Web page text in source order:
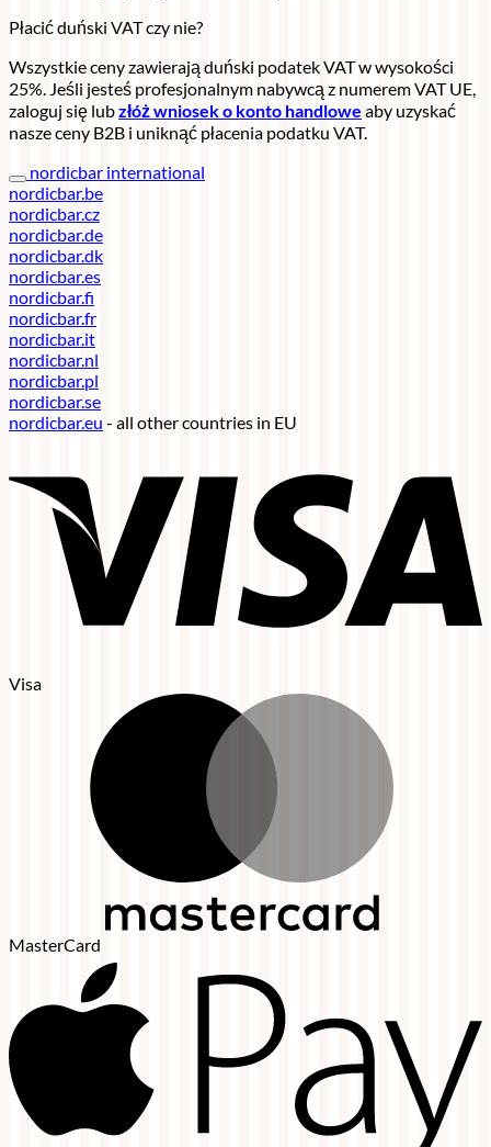
Płacić duński VAT czy nie?
Wszystkie ceny zawierają duński podatek VAT w wysokości
25%. Jeśli jesteś profesjonalnym nabywcą z numerem VAT UE,
zaloguj się lubzłóż wniosek o konto handlowe aby uzyskać
nasze ceny B2B i uniknąć płacenia podatku VAT.
nordicbar international
nordicbar.be
nordicbar.cz
nordicbar.de
nordicbar.dk
nordicbar.es
nordicbar.fi
nordicbar.fr
nordicbar.it
nordicbar.nl
nordicbar.pl
nordicbar.se
nordicbar.eu - all other countries in EU
Visa
MasterCard